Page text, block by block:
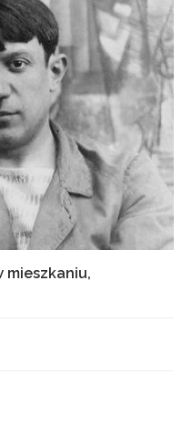
mieszkaniu,